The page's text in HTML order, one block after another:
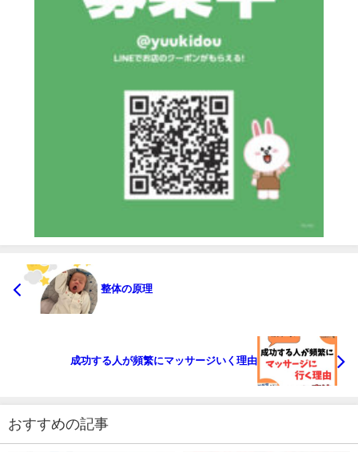
整体の原理
成功する人が頻繁にマッサージいく理由
おすすめの記事